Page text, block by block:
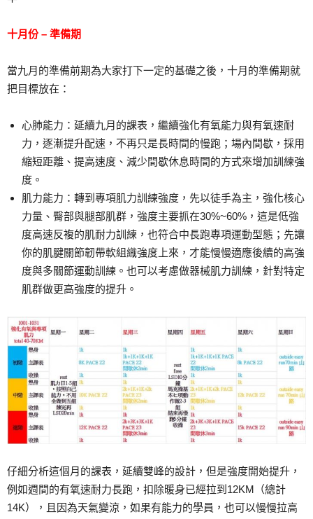
十月份 – 準備期
當九月的準備前期為大家打下一定的基礎之後，十月的準備期就
把目標放在：
心肺能力：延續九月的課表，繼續強化有氧能力與有氧速耐
力，逐漸提升配速，不再只是長時間的慢跑；場內間歇，採用
縮短距離、提高速度、減少間歇休息時間的方式來增加訓練強
度。
肌力能力：轉到專項肌力訓練強度，先以徒手為主，強化核心
力量、臀部與腿部肌群，強度主要抓在30%~60%，這是低強
度高速反複的肌耐力訓練，也符合中長跑專項運動型態；先讓
你的肌腱關節韌帶軟組織強度上來，才能慢慢適應後續的高強
度與多關節運動訓練。也可以考慮做器械肌力訓練，針對特定
肌群做更高強度的提升。
仔細分析這個月的課表，延續雙峰的設計，但是強度開始提升，
例如週間的有氧速耐力長跑，扣除暖身已經拉到12KM（總計
14K），且因為天氣變涼，如果有能力的學員，也可以慢慢拉高